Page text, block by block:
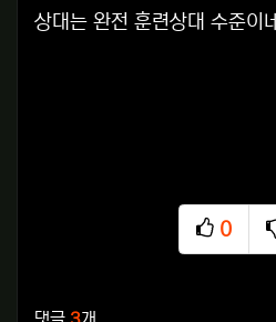
본문
상대는 완전 훈련상대 수준이네
0
추천